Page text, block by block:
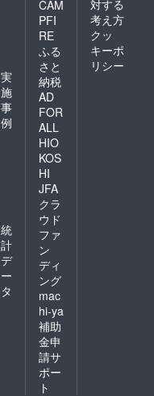
実
施
事
例
統
計
デ
ー
タ
CAM
PFI
RE
ふる
さと
納税
AD
FOR
ALL
HIO
KOS
HI
JFA
クラ
ウド
ファ
ン
ディ
ング
mac
hi-ya
補助
金申
請サ
ポー
ト
対する
考え方
クッ
キーポ
リシー